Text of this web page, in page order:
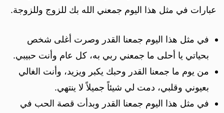
عبارات في مثل هذا اليوم جمعني الله بك للزوج وللزوجة.
في مثل هذا اليوم جمعنا القدر وصرت أغلى شخص
بحياتي يا أحلى ما جمعني ربي به، كل عام وأنت حبيبي.
من يوم ما جمعنا القدر وحبك يكبر ويزيد، وأنت الغالي
بعيوني وقلبي، دمت لي شيئاً جميلاً لا ينتهي.
في مثل هذا اليوم جمعنا القدر وبدأت قصة الحب في